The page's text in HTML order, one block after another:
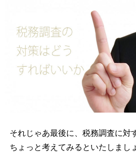
それじゃあ最後に、税務調査に対
ちょっと考えてみるといたしまし